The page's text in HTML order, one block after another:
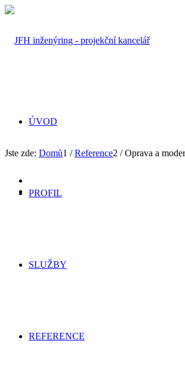
ÚVOD
PROFIL
SLUŽBY
REFERENCE
Jste zde: Domů1 / Reference2 / Oprava a